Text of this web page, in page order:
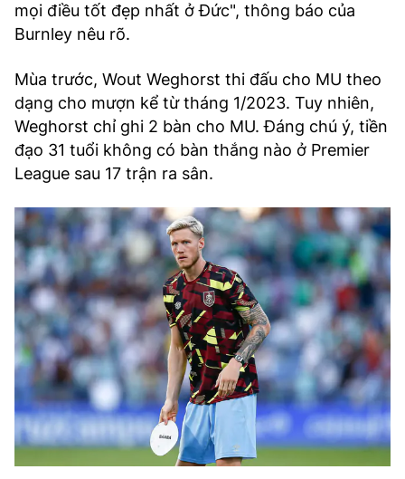
mọi điều tốt đẹp nhất ở Đức", thông báo của
Burnley nêu rõ.
Mùa trước, Wout Weghorst thi đấu cho MU theo
dạng cho mượn kể từ tháng 1/2023. Tuy nhiên,
Weghorst chỉ ghi 2 bàn cho MU. Đáng chú ý, tiền
đạo 31 tuổi không có bàn thắng nào ở Premier
League sau 17 trận ra sân.